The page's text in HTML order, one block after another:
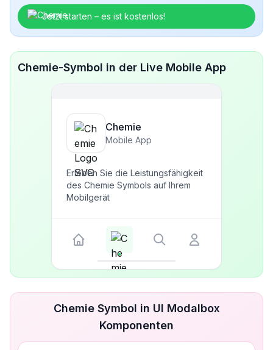
Jetzt starten – es ist kostenlos!
Chemie-Symbol in der Live Mobile App
Chemie
Mobile App
Erleben Sie die Leistungsfähigkeit
des Chemie Symbols auf Ihrem
Mobilgerät
Chemie Symbol in UI Modalbox
Komponenten